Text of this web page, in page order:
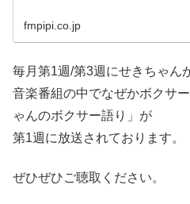
fmpipi.co.jp
毎月第1週/第3週にせきちゃん
音楽番組の中でなぜかボクサ
ゃんのボクサー語り」が
第1週に放送されております。
ぜひぜひご聴取ください。